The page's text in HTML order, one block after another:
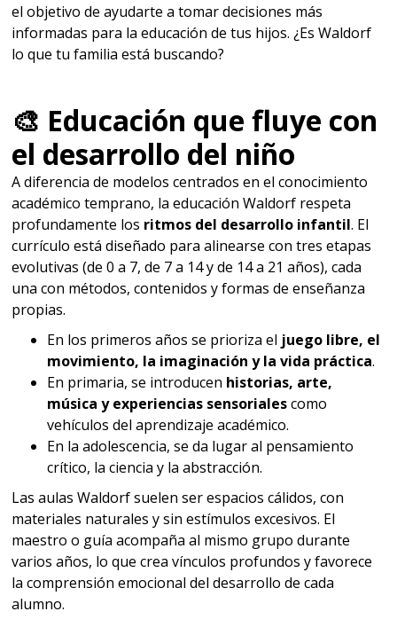
el objetivo de ayudarte a tomar decisiones más
informadas para la educación de tus hijos. ¿Es Waldorf
lo que tu familia está buscando?
🎨 Educación que fluye con
el desarrollo del niño
A diferencia de modelos centrados en el conocimiento
académico temprano, la educación Waldorf respeta
profundamente los ritmos del desarrollo infantil. El
currículo está diseñado para alinearse con tres etapas
evolutivas (de 0 a 7, de 7 a 14 y de 14 a 21 años), cada
una con métodos, contenidos y formas de enseñanza
propias.
En los primeros años se prioriza el juego libre, el
movimiento, la imaginación y la vida práctica.
En primaria, se introducen historias, arte,
música y experiencias sensorialescomo
vehículos del aprendizaje académico.
En la adolescencia, se da lugar al pensamiento
crítico, la ciencia y la abstracción.
Las aulas Waldorf suelen ser espacios cálidos, con
materiales naturales y sin estímulos excesivos. El
maestro o guía acompaña al mismo grupo durante
varios años, lo que crea vínculos profundos y favorece
la comprensión emocional del desarrollo de cada
alumno.